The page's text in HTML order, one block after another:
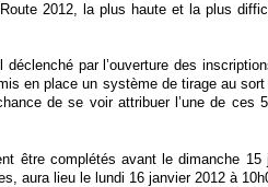
2012, la plus haute et la plus
déclenché par l’ouverture des
en place un système de tirage au
de se voir attribuer l’une de ces
être complétés avant le dimanche
aura lieu le lundi 16 janvier 2012 à